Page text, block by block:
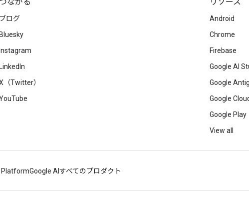
つながる
ブログ
Bluesky
Instagram
LinkedIn
（Twitter）
リソース
Android
Chrome
Firebase
Google AI
Google
Google
Google Play
View all
PlatformGoogle AI すべてのプロダクト